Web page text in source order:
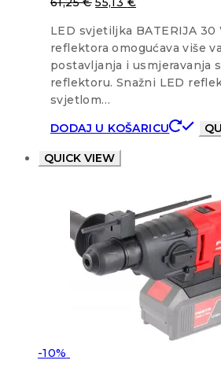
LED svjetiljka BATERIJA 30
reflektora omogućava više
postavljanja i usmjeravanja
reflektoru. Snažni LED
svjetlom…
DODAJ U KOŠARICU
QUICK VIEW
-10%